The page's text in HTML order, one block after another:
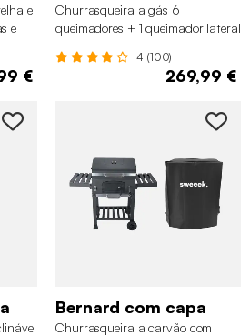
e
e
€
Churrasqueira a gás 6
queimadores + 1 queimador lateral
termômetro e capa
4 (100)
269,99 €
Bernard com capa
Churrasqueira a carvão com